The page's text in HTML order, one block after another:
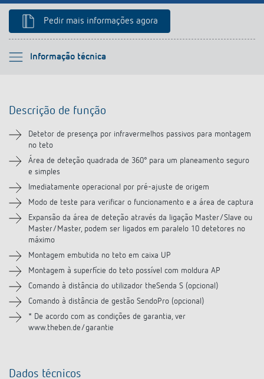
Pedir mais informações agora
Informação técnica
Por favor selecione
Informação técnica
Transferências
Acessórios
Produtos semelhantes
Descrição de função
Detetor de presença por infravermelhos passivos para montagem
no teto
Área de deteção quadrada de 360° para um planeamento seguro
e simples
Imediatamente operacional por pré-ajuste de origem
Modo de teste para verificar o funcionamento e a área de captura
Expansão da área de deteção através da ligação Master/Slave ou
Master/Master, podem ser ligados em paralelo 10 detetores no
máximo
Montagem embutida no teto em caixa UP
Montagem à superfície do teto possível com moldura AP
Comando à distância do utilizador theSenda S (opcional)
Comando à distância de gestão SendoPro (opcional)
* De acordo com as condições de garantia, ver
www.theben.de/garantie
Dados técnicos